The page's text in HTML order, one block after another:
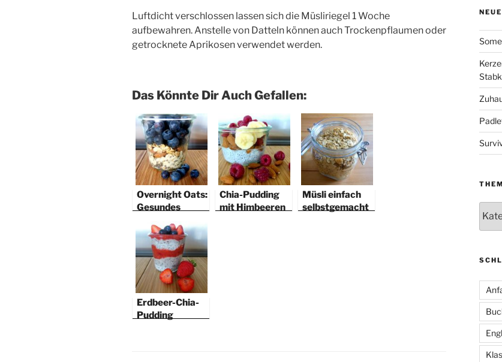
Luftdicht verschlossen lassen sich die Müsliriegel 1 Woche
aufbewahren. Anstelle von Datteln können auch Trockenpflaumen oder
getrocknete Aprikosen verwendet werden.
Das Könnte Dir Auch Gefallen:
Overnight Oats:
Gesundes
Nacht
Chia-Pudding
mit Himbeeren
Müsli einfach
selbstgemacht
Erdbeer-Chia-
Pudding